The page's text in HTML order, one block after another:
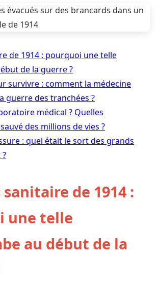
de 1914 : pourquoi une telle
de la guerre ?
survivre : comment la médecine
guerre des tranchées ?
médical ? Quelles
des millions de vies ?
: quel était le sort des grands
sanitaire de 1914 :
une telle
au début de la